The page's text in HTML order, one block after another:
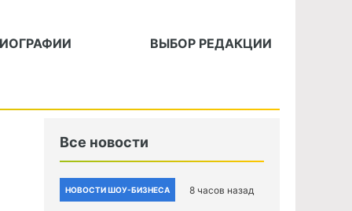
ВЫБОР РЕДАКЦИИ
Все новости
НОВОСТИ ШОУ-БИЗНЕСА 8 часов назад